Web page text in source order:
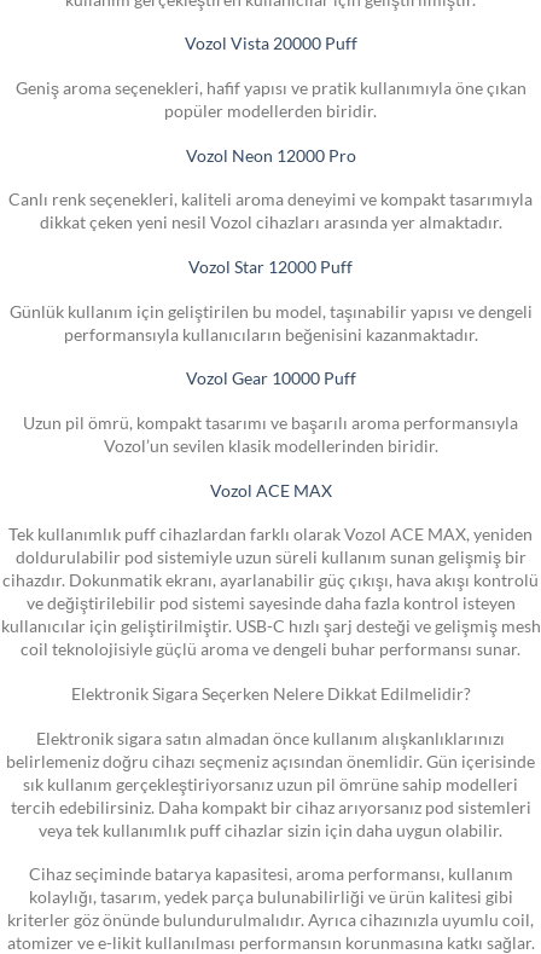
Vozol Vista 20000 Puff
Geniş aroma seçenekleri, hafif yapısı ve pratik kullanımıyla öne çıkan
popüler modellerden biridir.
Vozol Neon 12000 Pro
Canlı renk seçenekleri, kaliteli aroma deneyimi ve kompakt tasarımıyla
dikkat çeken yeni nesil Vozol cihazları arasında yer almaktadır.
Vozol Star 12000 Puff
Günlük kullanım için geliştirilen bu model, taşınabilir yapısı ve dengeli
performansıyla kullanıcıların beğenisini kazanmaktadır.
Vozol Gear 10000 Puff
Uzun pil ömrü, kompakt tasarımı ve başarılı aroma performansıyla
Vozol’un sevilen klasik modellerinden biridir.
Vozol ACE MAX
Tek kullanımlık puff cihazlardan farklı olarak Vozol ACE MAX, yeniden
doldurulabilir pod sistemiyle uzun süreli kullanım sunan gelişmiş bir
cihazdır. Dokunmatik ekranı, ayarlanabilir güç çıkışı, hava akışı kontrolü
ve değiştirilebilir pod sistemi sayesinde daha fazla kontrol isteyen
kullanıcılar için geliştirilmiştir. USB-C hızlı şarj desteği ve gelişmiş mesh
coil teknolojisiyle güçlü aroma ve dengeli buhar performansı sunar.
Elektronik Sigara Seçerken Nelere Dikkat Edilmelidir?
Elektronik sigara satın almadan önce kullanım alışkanlıklarınızı
belirlemeniz doğru cihazı seçmeniz açısından önemlidir. Gün içerisinde
sık kullanım gerçekleştiriyorsanız uzun pil ömrüne sahip modelleri
tercih edebilirsiniz. Daha kompakt bir cihaz arıyorsanız pod sistemleri
veya tek kullanımlık puff cihazlar sizin için daha uygun olabilir.
Cihaz seçiminde batarya kapasitesi, aroma performansı, kullanım
kolaylığı, tasarım, yedek parça bulunabilirliği ve ürün kalitesi gibi
kriterler göz önünde bulundurulmalıdır. Ayrıca cihazınızla uyumlu coil,
atomizer ve e-likit kullanılması performansın korunmasına katkı sağlar.